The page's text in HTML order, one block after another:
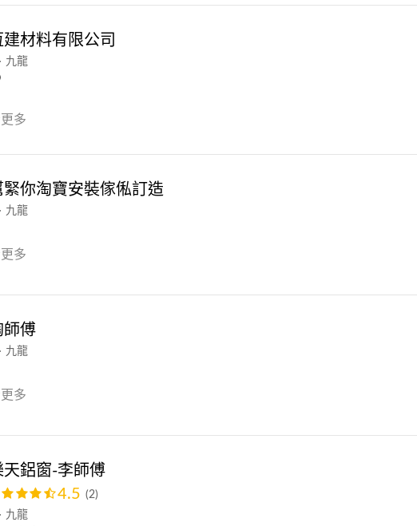
建材料有限公司
九龍
多
緊你淘寶安裝傢俬訂造
九龍
多
師傅
九龍
多
天鋁窗-李師傅
4.5 (2)
九龍